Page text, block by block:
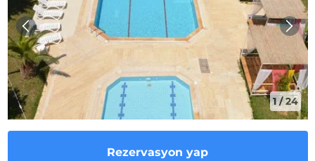
1/24
Rezervasyon yap